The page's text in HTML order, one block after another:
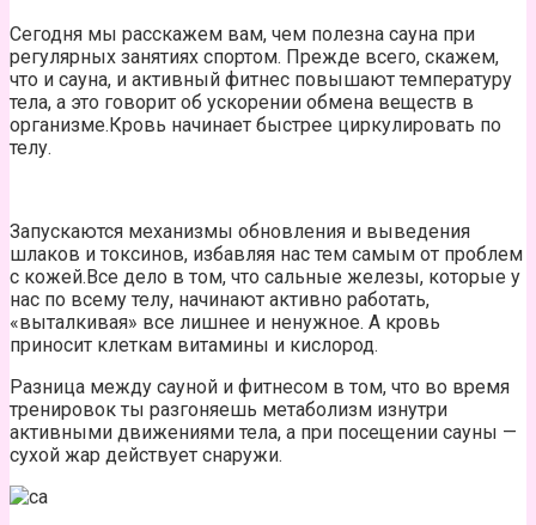
Сегодня мы расскажем вам, чем полезна сауна при
регулярных занятиях спортом. Прежде всего, скажем,
что и сауна, и активный фитнес повышают температуру
тела, а это говорит об ускорении обмена веществ в
организме.Кровь начинает быстрее циркулировать по
телу.
Запускаются механизмы обновления и выведения
шлаков и токсинов, избавляя нас тем самым от проблем
с кожей.Все дело в том, что сальные железы, которые у
нас по всему телу, начинают активно работать,
«выталкивая» все лишнее и ненужное. А кровь
приносит клеткам витамины и кислород.
Разница между сауной и фитнесом в том, что во время
тренировок ты разгоняешь метаболизм изнутри
активными движениями тела, а при посещении сауны —
сухой жар действует снаружи.